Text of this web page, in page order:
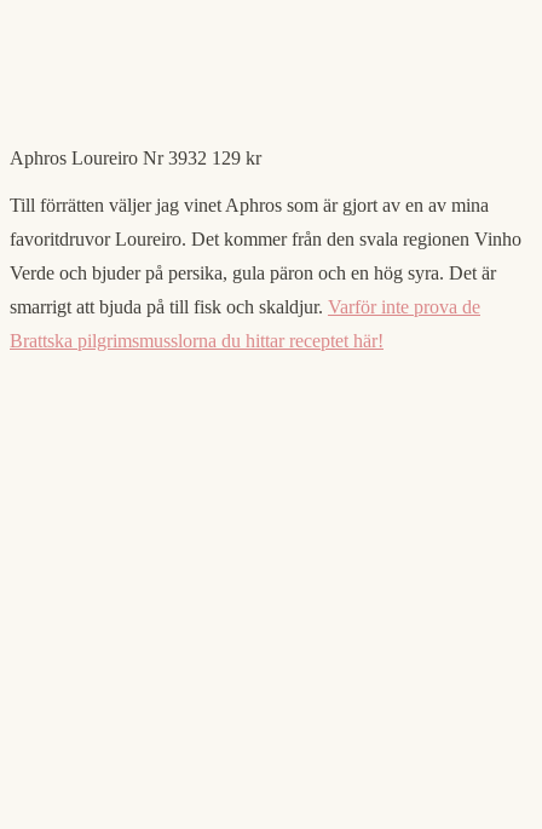
Aphros Loureiro Nr 3932 129 kr
Till förrätten väljer jag vinet Aphros som är gjort av en av mina
favoritdruvor Loureiro. Det kommer från den svala regionen Vinho
Verde och bjuder på persika, gula päron och en hög syra. Det är
smarrigt att bjuda på till fisk och skaldjur. Varför inte prova de
Brattska pilgrimsmusslorna du hittar receptet här!